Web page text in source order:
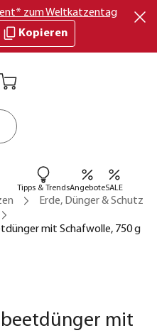
zum Weltkatzentag
Kopieren
Tipps & TrendsAngeboteSALE
Erde, Dünger & Schutz
mit Schafwolle, 750 g
mit